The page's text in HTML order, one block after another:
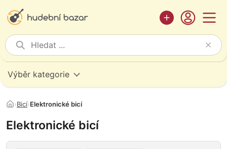
Výběr kategorie
›Bicí›Elektronické bicí
Elektronické bicí